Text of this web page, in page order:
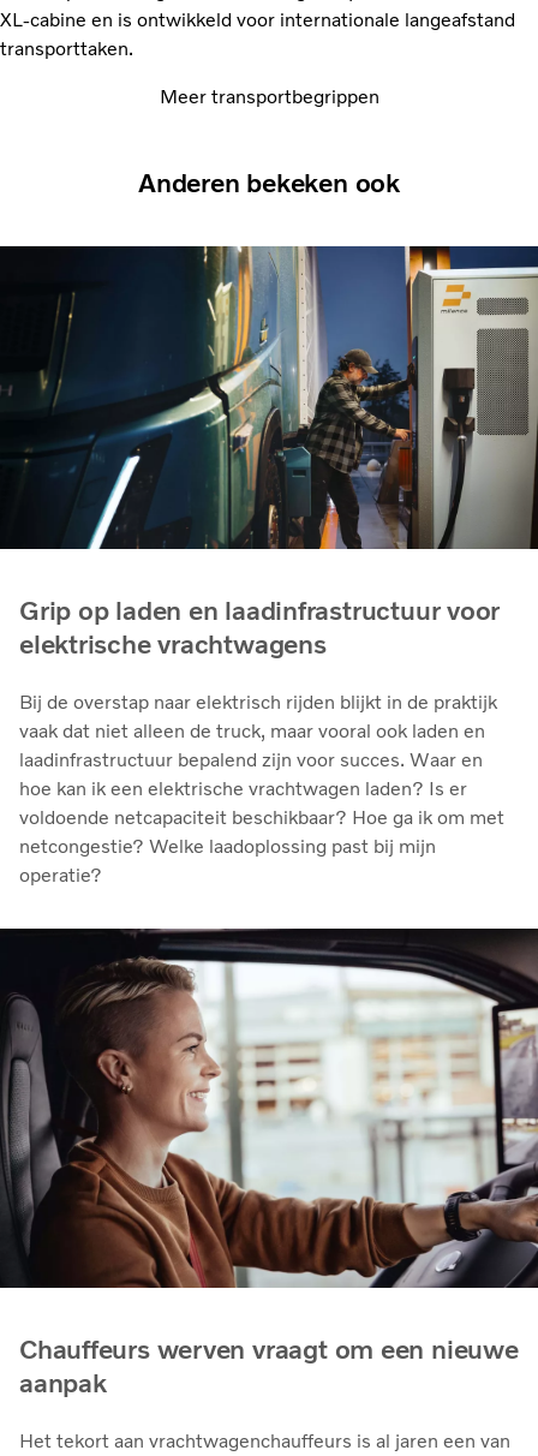
XL-cabine en is ontwikkeld voor internationale langeafstand
transporttaken.
Meer transportbegrippen
Anderen bekeken ook
Grip op laden en laadinfrastructuur voor
elektrische vrachtwagens
Bij de overstap naar elektrisch rijden blijkt in de praktijk
vaak dat niet alleen de truck, maar vooral ook laden en
laadinfrastructuur bepalend zijn voor succes. Waar en
hoe kan ik een elektrische vrachtwagen laden? Is er
voldoende netcapaciteit beschikbaar? Hoe ga ik om met
netcongestie? Welke laadoplossing past bij mijn
operatie?
Chauffeurs werven vraagt om een nieuwe
aanpak
Het tekort aan vrachtwagenchauffeurs is al jaren een van